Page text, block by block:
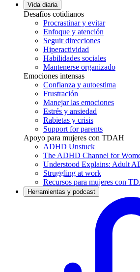
Vida diaria
Desafíos cotidianos
Procrastinar y evitar
Enfoque y atención
Seguir direcciones
Hiperactividad
Habilidades sociales
Mantenerse organizado
Emociones intensas
Confianza y autoestima
Frustración
Manejar las emociones
Estrés y ansiedad
Rabietas y crisis
Support for parents
Apoyo para mujeres con TDAH
ADHD Unstuck
The ADHD Channel for
Understood Explains: Adult
Struggling at work
Recursos para mujeres con
Herramientas y podcast